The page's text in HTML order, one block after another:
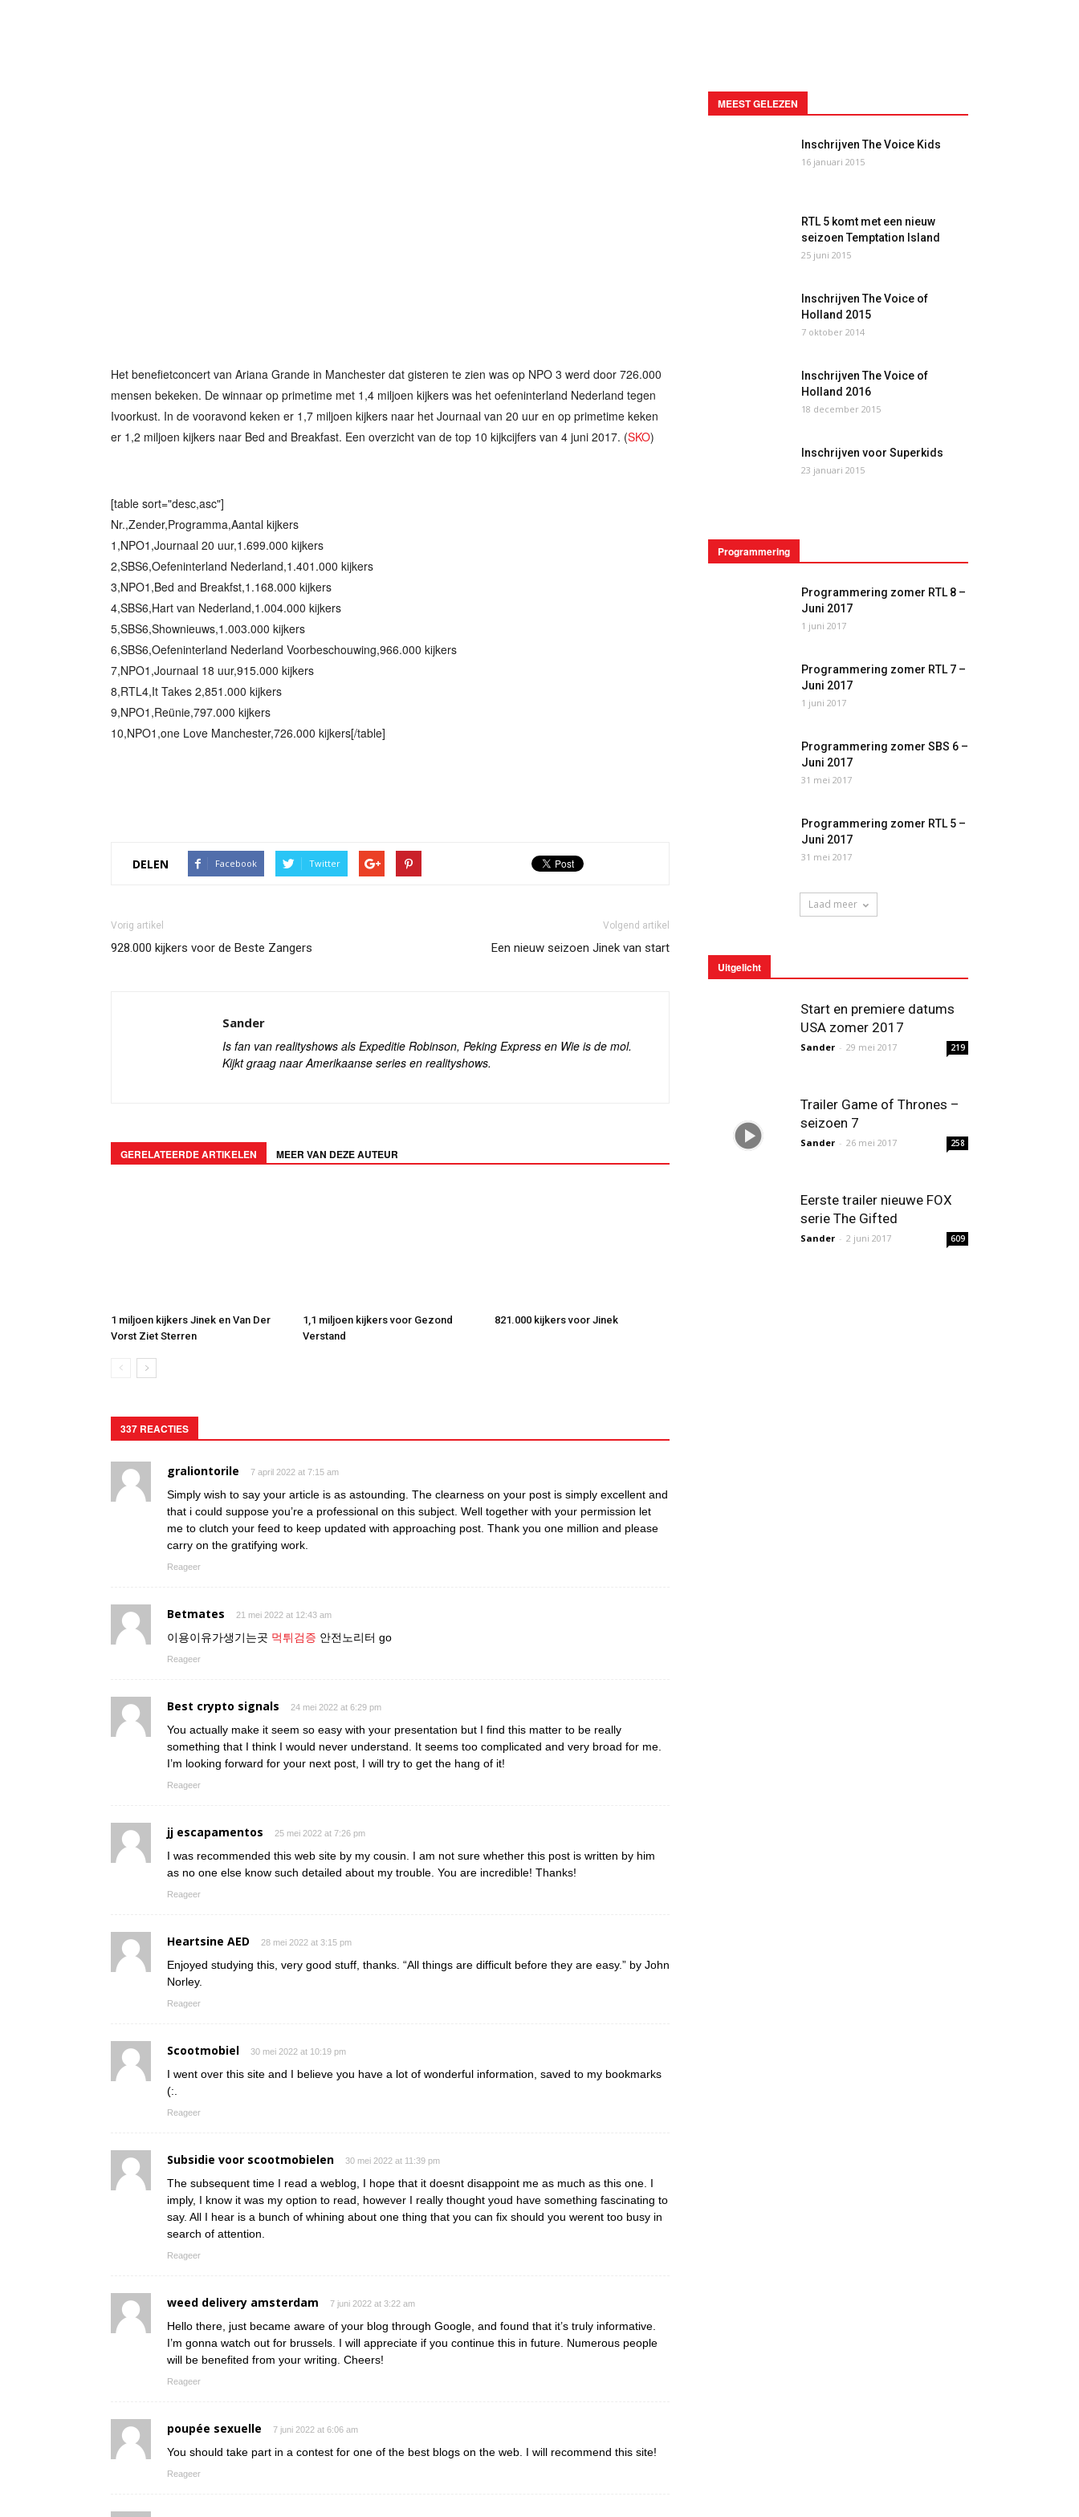
Het benefietconcert van Ariana Grande in Manchester dat gisteren te zien was op NPO 3 werd door 726.000
mensen bekeken. De winnaar op primetime met 1,4 miljoen kijkers was het oefeninterland Nederland tegen
Ivoorkust. In de vooravond keken er 1,7 miljoen kijkers naar het Journaal van 20 uur en op primetime keken
er 1,2 miljoen kijkers naar Bed and Breakfast. Een overzicht van de top 10 kijkcijfers van 4 juni 2017. (SKO)
[table sort="desc,asc"]
Nr.,Zender,Programma,Aantal kijkers
1,NPO1,Journaal 20 uur,1.699.000 kijkers
2,SBS6,Oefeninterland Nederland,1.401.000 kijkers
3,NPO1,Bed and Breakfst,1.168.000 kijkers
4,SBS6,Hart van Nederland,1.004.000 kijkers
5,SBS6,Shownieuws,1.003.000 kijkers
6,SBS6,Oefeninterland Nederland Voorbeschouwing,966.000 kijkers
7,NPO1,Journaal 18 uur,915.000 kijkers
8,RTL4,It Takes 2,851.000 kijkers
9,NPO1,Reünie,797.000 kijkers
10,NPO1,one Love Manchester,726.000 kijkers[/table]
DELEN Facebook Twitter
Vorig artikel
928.000 kijkers voor de Beste Zangers
Volgend artikel
Een nieuw seizoen Jinek van start
Sander
Is fan van realityshows als Expeditie Robinson, Peking Express en Wie is de mol.
Kijkt graag naar Amerikaanse series en realityshows.
GERELATEERDE ARTIKELEN MEER VAN DEZE AUTEUR
1 miljoen kijkers Jinek en Van Der
Vorst Ziet Sterren
1,1 miljoen kijkers voor Gezond
Verstand
821.000 kijkers voor Jinek
337 REACTIES
graliontorile 7 april 2022 at 7:15 am
Simply wish to say your article is as astounding. The clearness on your post is simply excellent and
that i could suppose you’re a professional on this subject. Well together with your permission let
me to clutch your feed to keep updated with approaching post. Thank you one million and please
carry on the gratifying work.
Reageer
Betmates 21 mei 2022 at 12:43 am
이용이유가생기는곳 먹튀검증 안전노리터 go
Reageer
Best crypto signals 24 mei 2022 at 6:29 pm
You actually make it seem so easy with your presentation but I find this matter to be really
something that I think I would never understand. It seems too complicated and very broad for me.
I’m looking forward for your next post, I will try to get the hang of it!
Reageer
jj escapamentos 25 mei 2022 at 7:26 pm
I was recommended this web site by my cousin. I am not sure whether this post is written by him
as no one else know such detailed about my trouble. You are incredible! Thanks!
Reageer
Heartsine AED 28 mei 2022 at 3:15 pm
Enjoyed studying this, very good stuff, thanks. “All things are difficult before they are easy.” by John
Norley.
Reageer
Scootmobiel 30 mei 2022 at 10:19 pm
I went over this site and I believe you have a lot of wonderful information, saved to my bookmarks
(:.
Reageer
Subsidie voor scootmobielen 30 mei 2022 at 11:39 pm
The subsequent time I read a weblog, I hope that it doesnt disappoint me as much as this one. I
imply, I know it was my option to read, however I really thought youd have something fascinating to
say. All I hear is a bunch of whining about one thing that you can fix should you werent too busy in
search of attention.
Reageer
weed delivery amsterdam 7 juni 2022 at 3:22 am
Hello there, just became aware of your blog through Google, and found that it’s truly informative.
I’m gonna watch out for brussels. I will appreciate if you continue this in future. Numerous people
will be benefited from your writing. Cheers!
Reageer
poupée sexuelle 7 juni 2022 at 6:06 am
You should take part in a contest for one of the best blogs on the web. I will recommend this site!
Reageer
MEEST GELEZEN
Inschrijven The Voice Kids
16 januari 2015
RTL 5 komt met een nieuw
seizoen Temptation Island
25 juni 2015
Inschrijven The Voice of
Holland 2015
7 oktober 2014
Inschrijven The Voice of
Holland 2016
18 december 2015
Inschrijven voor Superkids
23 januari 2015
Programmering
Programmering zomer RTL 8 –
Juni 2017
1 juni 2017
Programmering zomer RTL 7 –
Juni 2017
1 juni 2017
Programmering zomer SBS 6 –
Juni 2017
31 mei 2017
Programmering zomer RTL 5 –
Juni 2017
31 mei 2017
Laad meer
Uitgelicht
Start en premiere datums
USA zomer 2017
Sander - 29 mei 2017 219
Trailer Game of Thrones –
seizoen 7
Sander - 26 mei 2017 258
Eerste trailer nieuwe FOX
serie The Gifted
Sander - 2 juni 2017 609